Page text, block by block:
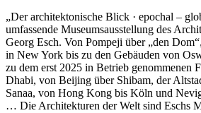
„Der architektonische Blick · epochal –
umfassende Museumsausstellung des
Georg Esch. Von Pompeji über „den
in New York bis zu den Gebäuden von
zu dem erst 2025 in Betrieb genommenen
Dhabi, von Beijing über Shibam, der
Sanaa, von Hong Kong bis Köln und
… Die Architekturen der Welt sind Eschs